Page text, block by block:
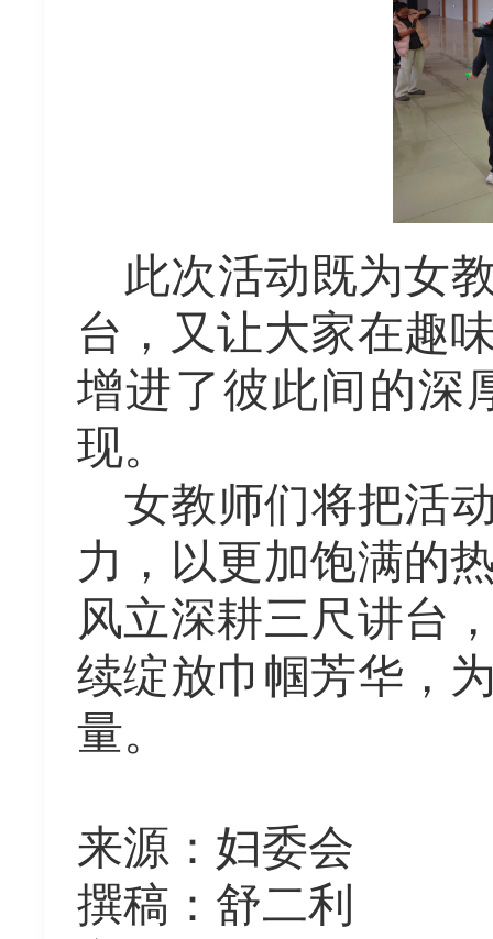
此次活动既为女
台，又让大家在趣
增进了彼此间的深
现。
女教师们将把活
力， 以更加饱满的
风立深耕三尺讲台
续绽放巾帼芳华，
量。
来源：妇委会
撰稿：舒二利